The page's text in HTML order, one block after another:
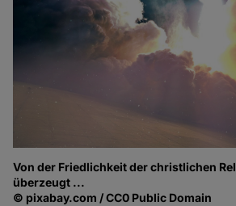
Von der Friedlichkeit der christlichen
überzeugt ...
© pixabay.com / CC0 Public Domain